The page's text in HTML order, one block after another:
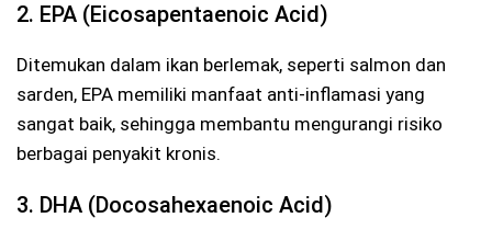
2. EPA (Eicosapentaenoic Acid)
Ditemukan dalam ikan berlemak, seperti salmon dan
sarden, EPA memiliki manfaat anti-inflamasi yang
sangat baik, sehingga membantu mengurangi risiko
berbagai penyakit kronis.
3. DHA (Docosahexaenoic Acid)